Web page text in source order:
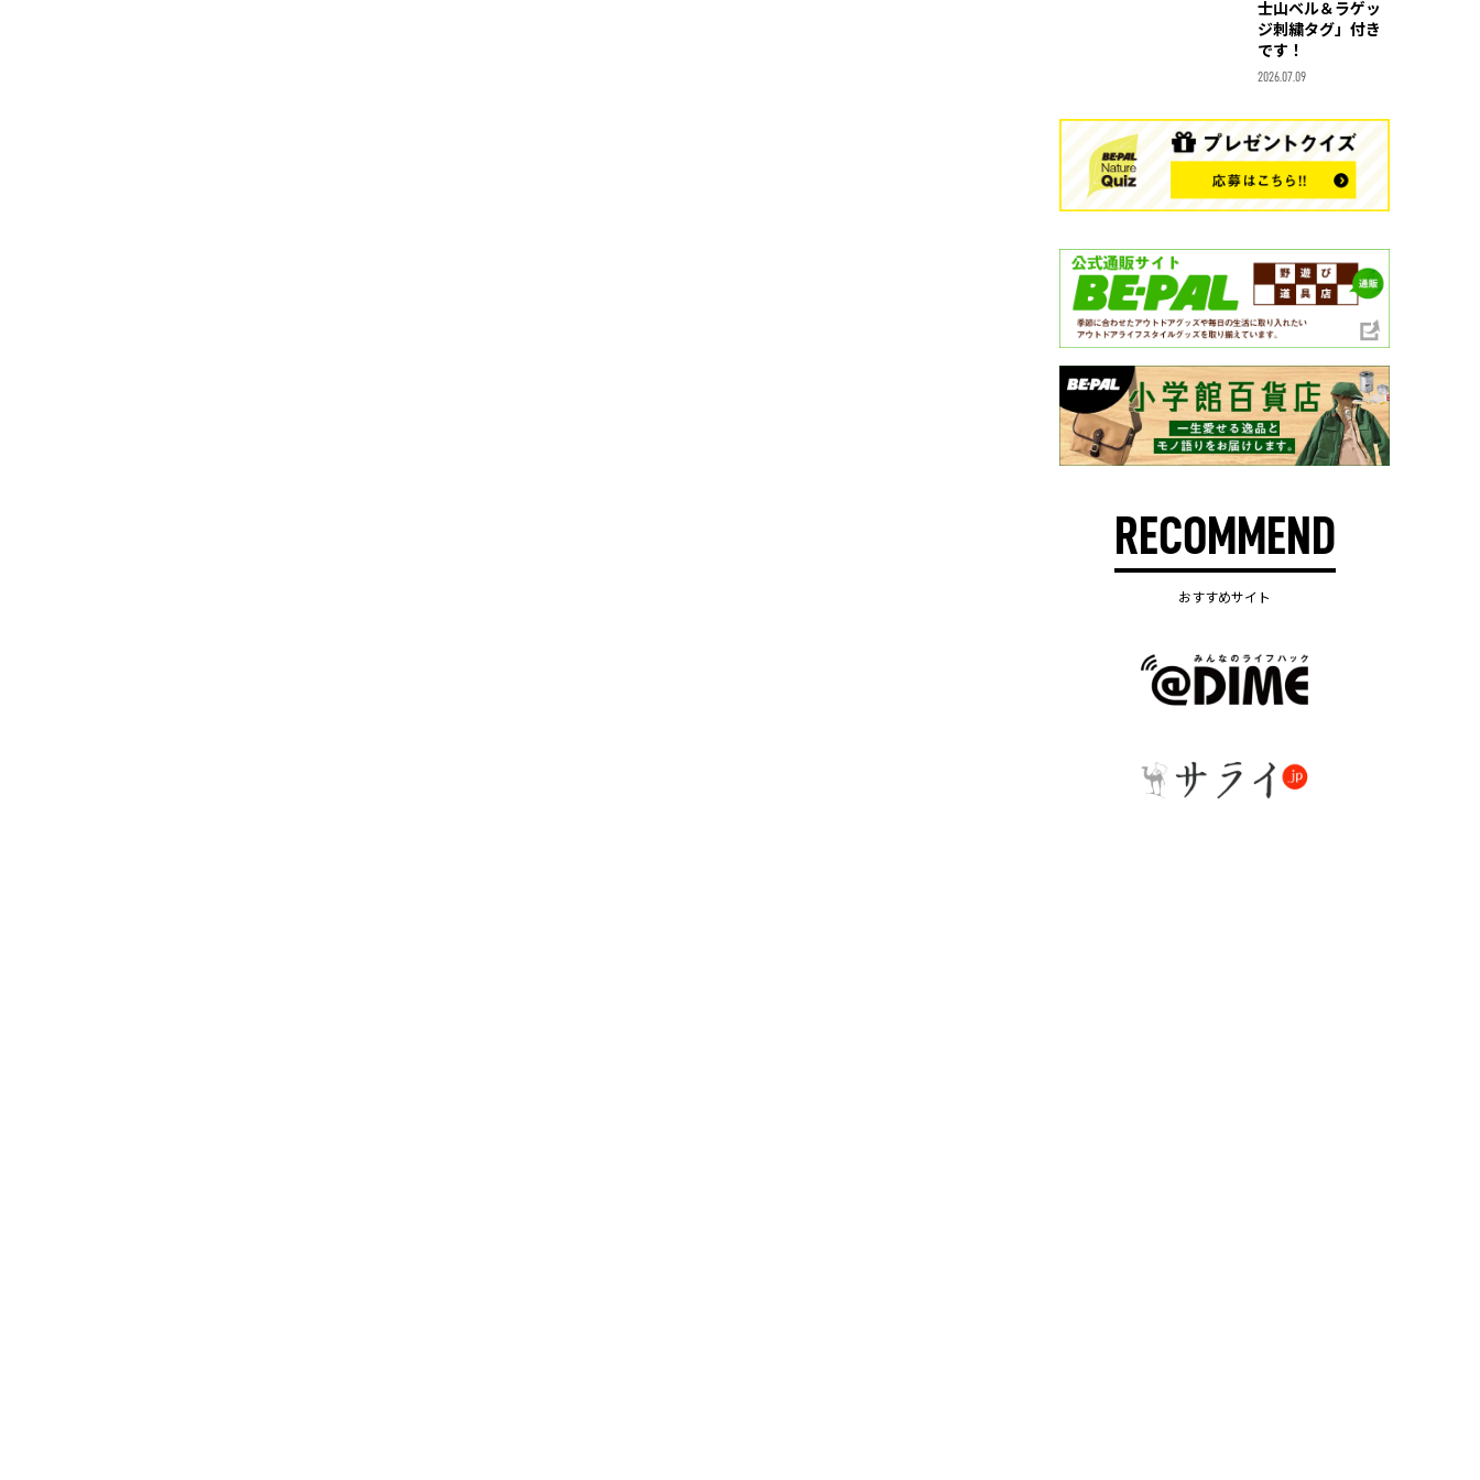
士山ベル＆ラゲッ
ジ刺繍タグ」付き
です！
2026.07.09
RECOMMEND
おすすめサイト